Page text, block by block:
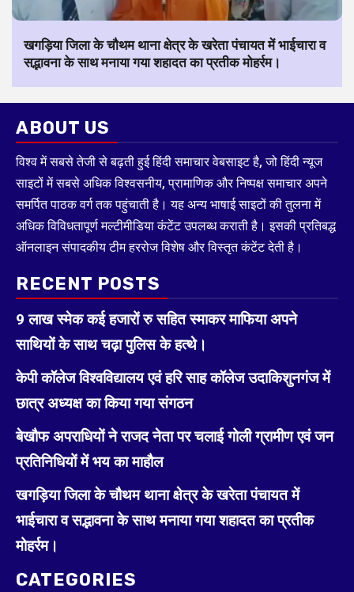
खगड़िया जिला के चौथम थाना क्षेत्र के खरेता पंचायत में भाईचारा व
सद्भावना के साथ मनाया गया शहादत का प्रतीक मोहर्रम।
ABOUT US
विश्व में सबसे तेजी से बढ़ती हुई हिंदी समाचार वेबसाइट है, जो हिंदी न्यूज
साइटों में सबसे अधिक विश्वसनीय, प्रामाणिक और निष्पक्ष समाचार अपने
समर्पित पाठक वर्ग तक पहुंचाती है। यह अन्य भाषाई साइटों की तुलना में
अधिक विविधतापूर्ण मल्टीमीडिया कंटेंट उपलब्ध कराती है। इसकी प्रतिबद्ध
ऑनलाइन संपादकीय टीम हररोज विशेष और विस्तृत कंटेंट देती है।
RECENT POSTS
9 लाख स्मेक कई हजारों रु सहित स्माकर माफिया अपने
साथियों के साथ चढ़ा पुलिस के हत्थे।
केपी कॉलेज विश्वविद्यालय एवं हरि साह कॉलेज उदाकिशुनगंज में
छात्र अध्यक्ष का किया गया संगठन
बेखौफ अपराधियों ने राजद नेता पर चलाई गोली ग्रामीण एवं जन
प्रतिनिधियों में भय का माहौल
खगड़िया जिला के चौथम थाना क्षेत्र के खरेता पंचायत में
भाईचारा व सद्भावना के साथ मनाया गया शहादत का प्रतीक
मोहर्रम।
CATEGORIES